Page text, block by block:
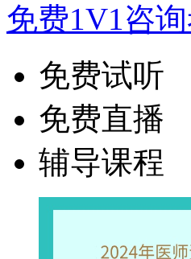
免费1V1咨
免费试听
免费直播
辅导课程